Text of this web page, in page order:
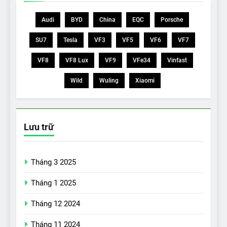
Audi BYD China EQC Porsche
SU7 Tesla VF3 VF5 VF6 VF7
VF8 VF8 Lux VF9 VFe34 Vinfast
Wild Wuling Xiaomi
Lưu trữ
Tháng 3 2025
Tháng 1 2025
Tháng 12 2024
Tháng 11 2024